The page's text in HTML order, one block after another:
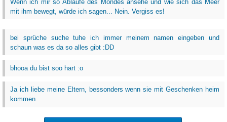
Wenn ich mir so Abläufe des Mondes ansehe und wie sich das Meer
mit ihm bewegt, würde ich sagen... Nein. Vergiss es!
bei sprüche suche tuhe ich immer meinem namen eingeben und
schaun was es da so alles gibt :DD
bhooa du bist soo hart :o
Ja ich liebe meine Eltern, bessonders wenn sie mit Geschenken heim
kommen